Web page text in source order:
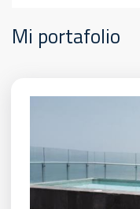
Mi portafolio